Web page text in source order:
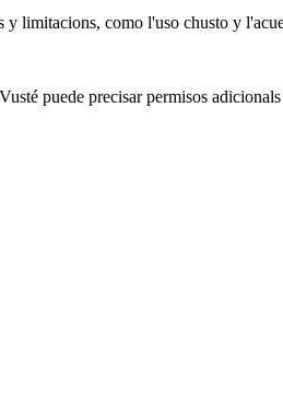
limitacions, como l'uso chusto y
puede precisar permisos